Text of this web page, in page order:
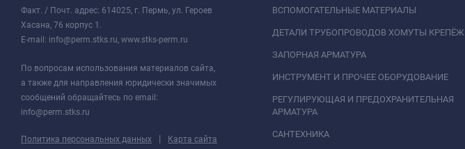
Факт. / Почт. адрес: 614025, г. Пермь, ул. Героев
Хасана, 76 корпус 1.
E-mail: info@perm.stks.ru, www.stks-perm.ru
По вопросам использования материалов сайта,
а также для направления юридически значимых
сообщений обращайтесь по email:
info@perm.stks.ru
Политика персональных данных | Карта сайта
ВСПОМОГАТЕЛЬНЫЕ МАТЕРИАЛЫ
ДЕТАЛИ ТРУБОПРОВОДОВ ХОМУТЫ КРЕПЁЖ
ЗАПОРНАЯ АРМАТУРА
ИНСТРУМЕНТ И ПРОЧЕЕ ОБОРУДОВАНИЕ
РЕГУЛИРУЮЩАЯ И ПРЕДОХРАНИТЕЛЬНАЯ
АРМАТУРА
САНТЕХНИКА